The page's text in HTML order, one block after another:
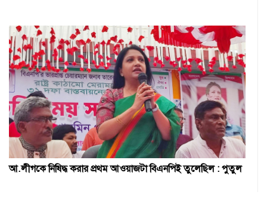
আ.লীগকে নিষিদ্ধ করার প্রথম আওয়াজটা বিএনপিই তুলেছিল : পুতুল